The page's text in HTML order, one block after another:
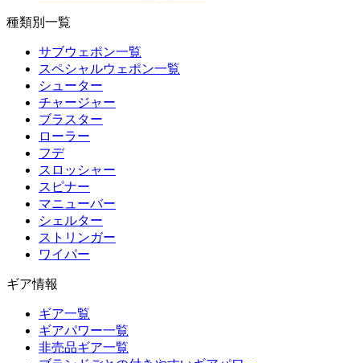
種類別一覧
サブウェポン一覧
スペシャルウェポン一覧
シューター
チャージャー
ブラスター
ローラー
フデ
スロッシャー
スピナー
マニューバー
シェルター
ストリンガー
ワイパー
ギア情報
ギア一覧
ギアパワー一覧
非売品ギア一覧